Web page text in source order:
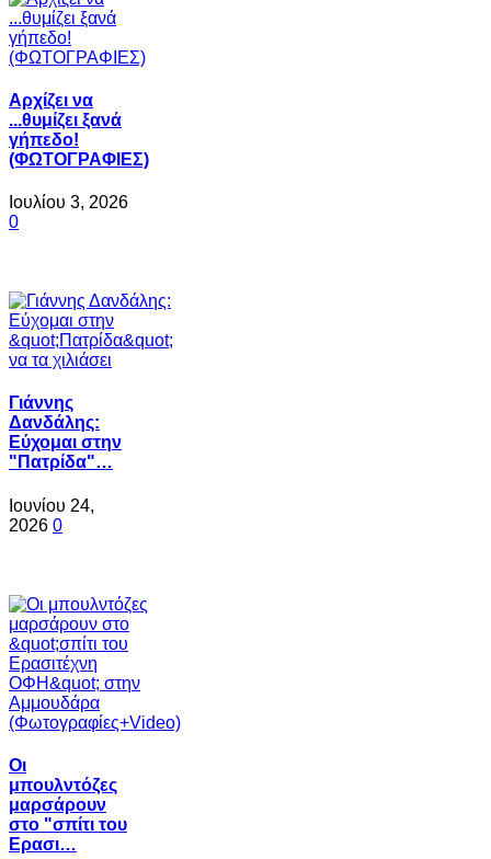
Αρχίζει να
...θυμίζει ξανά
γήπεδο!
(ΦΩΤΟΓΡΑΦΙΕΣ)
Ιουλίου 3, 2026
0
Γιάννης
Δανδάλης:
Εύχομαι στην
"Πατρίδα"…
Ιουνίου 24,
2026 0
Oι
μπουλντόζες
μαρσάρουν
στο "σπίτι του
Ερασι…